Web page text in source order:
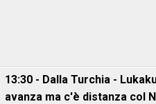
13:30 - Dalla Turchia -
avanza ma c'è distanza col